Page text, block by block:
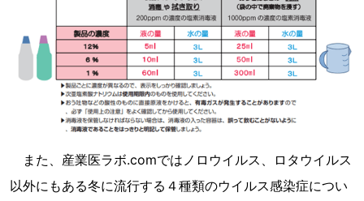
また、産業医ラボ.comではノロウイルス、ロタウイルス
以外にもある冬に流行する４種類のウイルス感染症につい